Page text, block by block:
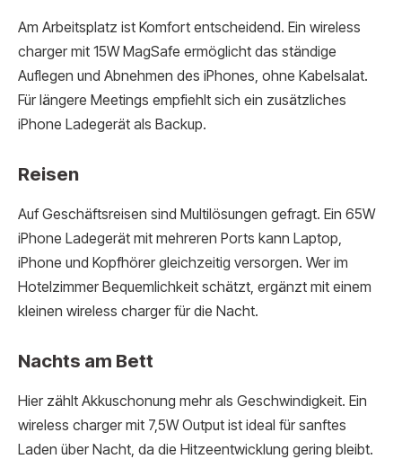
Am Arbeitsplatz ist Komfort entscheidend. Ein wireless
charger mit 15W MagSafe ermöglicht das ständige
Auflegen und Abnehmen des iPhones, ohne Kabelsalat.
Für längere Meetings empfiehlt sich ein zusätzliches
iPhone Ladegerät als Backup.
Reisen
Auf Geschäftsreisen sind Multilösungen gefragt. Ein 65W
iPhone Ladegerät mit mehreren Ports kann Laptop,
iPhone und Kopfhörer gleichzeitig versorgen. Wer im
Hotelzimmer Bequemlichkeit schätzt, ergänzt mit einem
kleinen wireless charger für die Nacht.
Nachts am Bett
Hier zählt Akkuschonung mehr als Geschwindigkeit. Ein
wireless charger mit 7,5W Output ist ideal für sanftes
Laden über Nacht, da die Hitzeentwicklung gering bleibt.